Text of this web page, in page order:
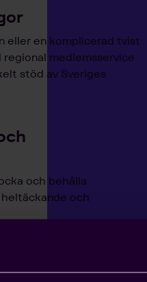
eller en komplicerad tvist
medlemsservice
stöd av Sveriges
och behålla
och